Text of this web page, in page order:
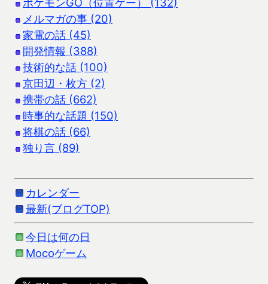
メルマガの事 (20)
家電の話 (45)
開発情報 (388)
技術的な話 (100)
京田辺・枚方 (2)
携帯の話 (662)
時事的な話題 (150)
将棋の話 (66)
独り言 (89)
カレンダー
最新(ブログTOP)
今日は何の日
Mocoゲーム